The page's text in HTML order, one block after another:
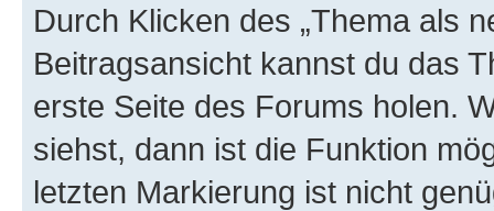
Durch Klicken des „Thema als
Beitragsansicht kannst du das
erste Seite des Forums holen.
siehst, dann ist die Funktion
letzten Markierung ist nicht